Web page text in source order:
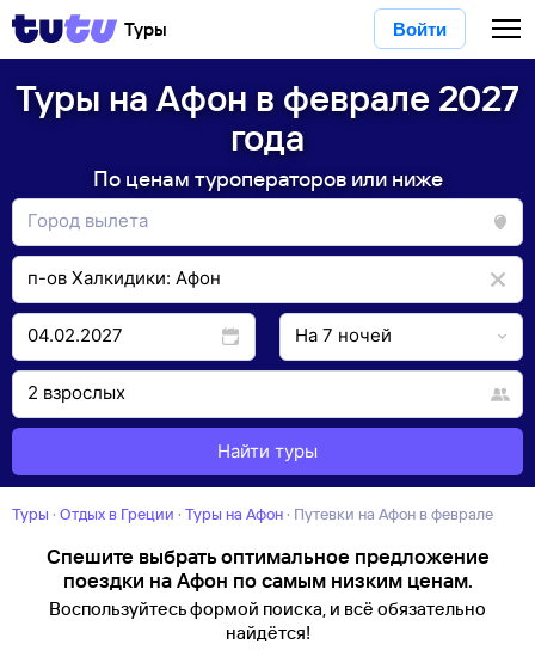
Туры Войти
Туры на Афон в феврале 2027
года
По ценам туроператоров или ниже
Найти туры
Туры · Отдых в Греции · Туры на Афон · Путевки на Афон в феврале
Спешите выбрать оптимальное предложение
поездки на Афон по самым низким ценам.
Воспользуйтесь формой поиска, и всё обязательно
найдётся!